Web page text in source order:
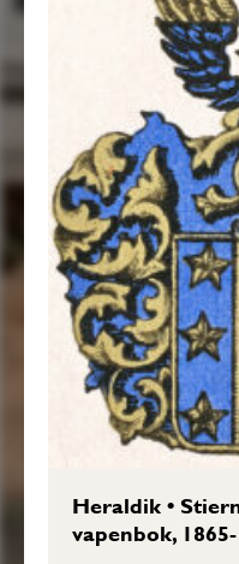
Heraldik•
vapenbok, 1865-